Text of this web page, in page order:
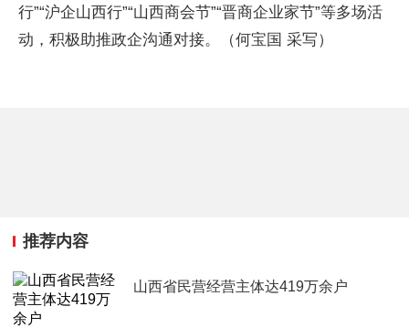
行”“沪企山西行”“山西商会节”“晋商企业家节”等多场活
动，积极助推政企沟通对接。（何宝国 采写）
推荐内容
山西省民营经营主体达419万余户